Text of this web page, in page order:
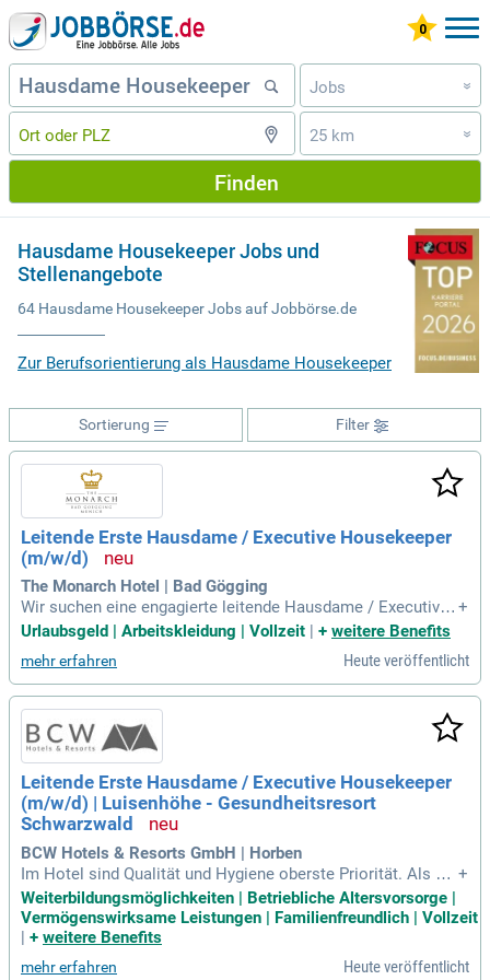
Jobs »
25 km »
Finden
Hausdame Housekeeper Jobs und
Stellenangebote
64 Hausdame Housekeeper Jobs auf Jobbörse.de
Zur Berufsorientierung als Hausdame Housekeeper
Filter
Sortierung
Leitende Erste Hausdame / Executive Housekeeper
(m/w/d)
The Monarch Hotel | Bad Gögging
Wir suchen eine engagierte leitende Hausdame / Executive
Housekeeper (m/w/d) für unser renommiertes Hotel mit 31
e sich, wenn Sie Qualität schätzen und Teams erfolgreich m
otivieren können. In dieser Vollzeitposition leiten Sie das H
ousekeeping und stellen hohe Qualitäts- sowie Hygienestan
dards sicher. Zudem sind Sie verantwortlich für die Kontroll
e der Gästezimmer, Suiten und öffentlichen Bereiche. Ihre e
nge Zusammenarbeit mit der Rezeption, Technik und dem V
eranstaltungsbereich optimiert unsere Abläufe. Werden Sie
Teil unseres Teams und gestalten Sie die Weiterentwicklung
unserer Mitarbeitenden aktiv mit!
+
Urlaubsgeld | Arbeitskleidung | Vollzeit
+ weitere Benefits
mehr erfahren Heute veröffentlicht
Leitende Erste Hausdame / Executive Housekeeper
(m/w/d) | Luisenhöhe - Gesundheitsresort
Schwarzwald
BCW Hotels & Resorts GmbH | Horben
Im Hotel sind Qualität und Hygiene oberste Priorität. Als ver
antwortliche Person gewährleisten Sie die Einhaltung der hö
chsten Hygienestandards im Housekeeping und kontrolliere
n die Arbeitsabläufe. Sie übernehmen die Führung und Schul
wicklung zu fördern. Darüber hinaus kümmern Sie sich um d
+
Weiterbildungsmöglichkeiten | Betriebliche Altersvorsorge |
Vermögenswirksame Leistungen | Familienfreundlich | Vollzeit
| + weitere Benefits
mehr erfahren Heute veröffentlicht